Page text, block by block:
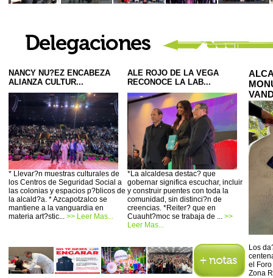
NANCY NU?EZ ENCABEZA
ALIANZA CULTUR...
* Llevar?n muestras culturales de
los Centros de Seguridad Social a
las colonias y espacios p?blicos de
la alcald?a. * Azcapotzalco se
mantiene a la vanguardia en
materia art?stic... >> Leer Mas...
ALE ROJO DE LA VEGA
RECONOCE LA LAB...
*La alcaldesa destac? que
gobernar significa escuchar, incluir
y construir puentes con toda la
comunidad, sin distinci?n de
creencias. *Reiter? que en
Cuauht?moc se trabaja de ... >>
Leer Mas...
Los
el
Zona